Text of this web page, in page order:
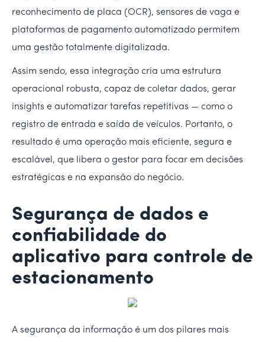
reconhecimento de placa (OCR), sensores de vaga e
plataformas de pagamento automatizado permitem
uma gestão totalmente digitalizada.
Assim sendo, essa integração cria uma estrutura
operacional robusta, capaz de coletar dados, gerar
insights e automatizar tarefas repetitivas — como o
registro de entrada e saída de veículos. Portanto, o
resultado é uma operação mais eficiente, segura e
escalável, que libera o gestor para focar em decisões
estratégicas e na expansão do negócio.
Segurança de dados e
confiabilidade do
aplicativo para controle de
estacionamento
A segurança da informação é um dos pilares mais